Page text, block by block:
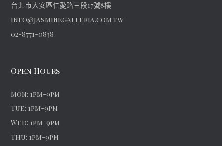
台北市大安區仁愛路三段17號8樓
info@jasminegalleria.com.tw
02-8771-0838
Open Hours
Mon: 1pm-9pm
Tue: 1pm-9pm
Wed: 1pm-9pm
Thu: 1pm-9pm